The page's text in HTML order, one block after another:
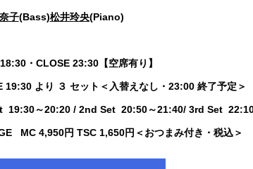
子(Bass)松井玲央(Piano)
・CLOSE 23:30【空席有り】
19:30 より ３ セット＜入替えなし・23:00 終了予定＞
19:30～20:20 / 2nd Set 20:50～21:40/ 3rd Set
MC 4,950円 TSC 1,650円＜おつまみ付き・税込＞